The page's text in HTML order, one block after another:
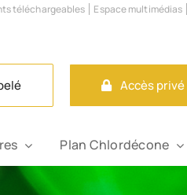
téléchargeables Espace multimédias
Accès privé
Plan Chlordécone